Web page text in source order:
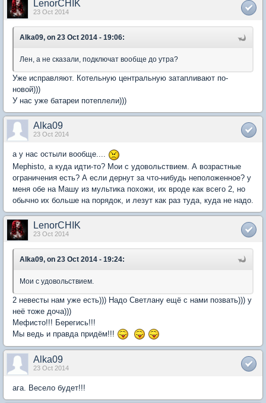
LenorCHIK
23 Oct 2014
Alka09, on 23 Oct 2014 - 19:06:
Лен, а не сказали, подключат вообще до утра?
Уже исправляют. Котельную центральную затапливают по-
новой)))
У нас уже батареи потеплели)))
Alka09
23 Oct 2014
а у нас остыли вообще....
Mephisto, а куда идти-то? Мои с удовольствием. А возрастные
ограничения есть? А если дернут за что-нибудь неположенное? у
меня обе на Машу из мультика похожи, их вроде как всего 2, но
обычно их больше на порядок, и лезут как раз туда, куда не надо.
LenorCHIK
23 Oct 2014
Alka09, on 23 Oct 2014 - 19:24:
Мои с удовольствием.
2 невесты нам уже есть))) Надо Светлану ещё с нами позвать))) у
неё тоже доча)))
Мефисто!!! Берегись!!!
Мы ведь и правда придём!!!
Alka09
23 Oct 2014
ага. Весело будет!!!